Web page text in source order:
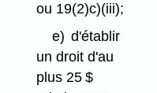
ou 19(2)c)⁠(iii);
e) d'établir
un droit d'au
plus 25 $